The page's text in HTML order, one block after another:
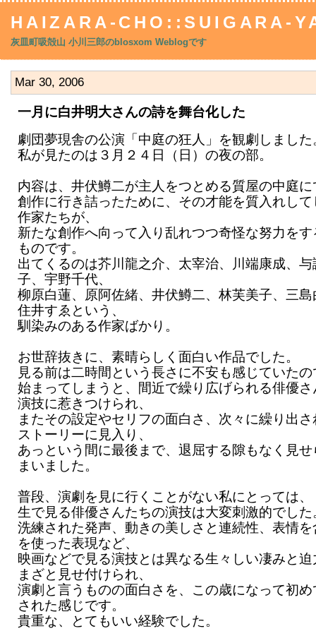
HAIZARA-CHO::SUIGARA-
灰皿町吸殻山 小川三郎のblosxom Weblogです
Mar 30, 2006
一月に白井明大さんの詩を舞台化した
劇団夢現舎の公演「中庭の狂人」を観劇しました
私が見たのは３月２４日（日）の夜の部。
内容は、井伏鱒二が主人をつとめる質屋の中庭に
創作に行き詰ったために、その才能を質入れし
作家たちが、
新たな創作へ向って入り乱れつつ奇怪な努力を
ものです。
出てくるのは芥川龍之介、太宰治、川端康成、与
子、宇野千代、
柳原白蓮、原阿佐緒、井伏鱒二、林芙美子、三
住井すゑという、
馴染みのある作家ばかり。
お世辞抜きに、素晴らしく面白い作品でした。
見る前は二時間という長さに不安も感じていた
始まってしまうと、間近で繰り広げられる俳優
演技に惹きつけられ、
またその設定やセリフの面白さ、次々に繰り出
ストーリーに見入り、
あっという間に最後まで、退屈する隙もなく見
まいました。
普段、演劇を見に行くことがない私にとっては、
生で見る俳優さんたちの演技は大変刺激的でした
洗練された発声、動きの美しさと連続性、表情
を使った表現など、
映画などで見る演技とは異なる生々しい凄みと
まざと見せ付けられ、
演劇と言うものの面白さを、この歳になって初
された感じです。
貴重な、とてもいい経験でした。